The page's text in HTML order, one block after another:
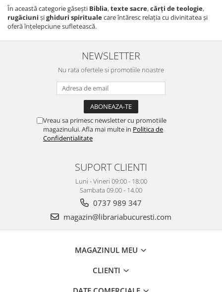
În această categorie găsești Biblia,texte sacre,cărți de teologie,
rugăciuni șighiduri spiritualecare întăresc relația cu divinitatea și
oferă înțelepciune sufletească.
NEWSLETTER
Nu rata ofertele si promotiile noastre
Vreau sa primesc newsletter cu promotiile
magazinului. Afla mai multe in Politica de
Confidentialitate
SUPORT CLIENTI
Luni - Vineri 09:00 - 18:00
Sambata 09.00 - 14.00
0737 989 347
magazin@librariabucuresti.com
MAGAZINUL MEU
CLIENTI